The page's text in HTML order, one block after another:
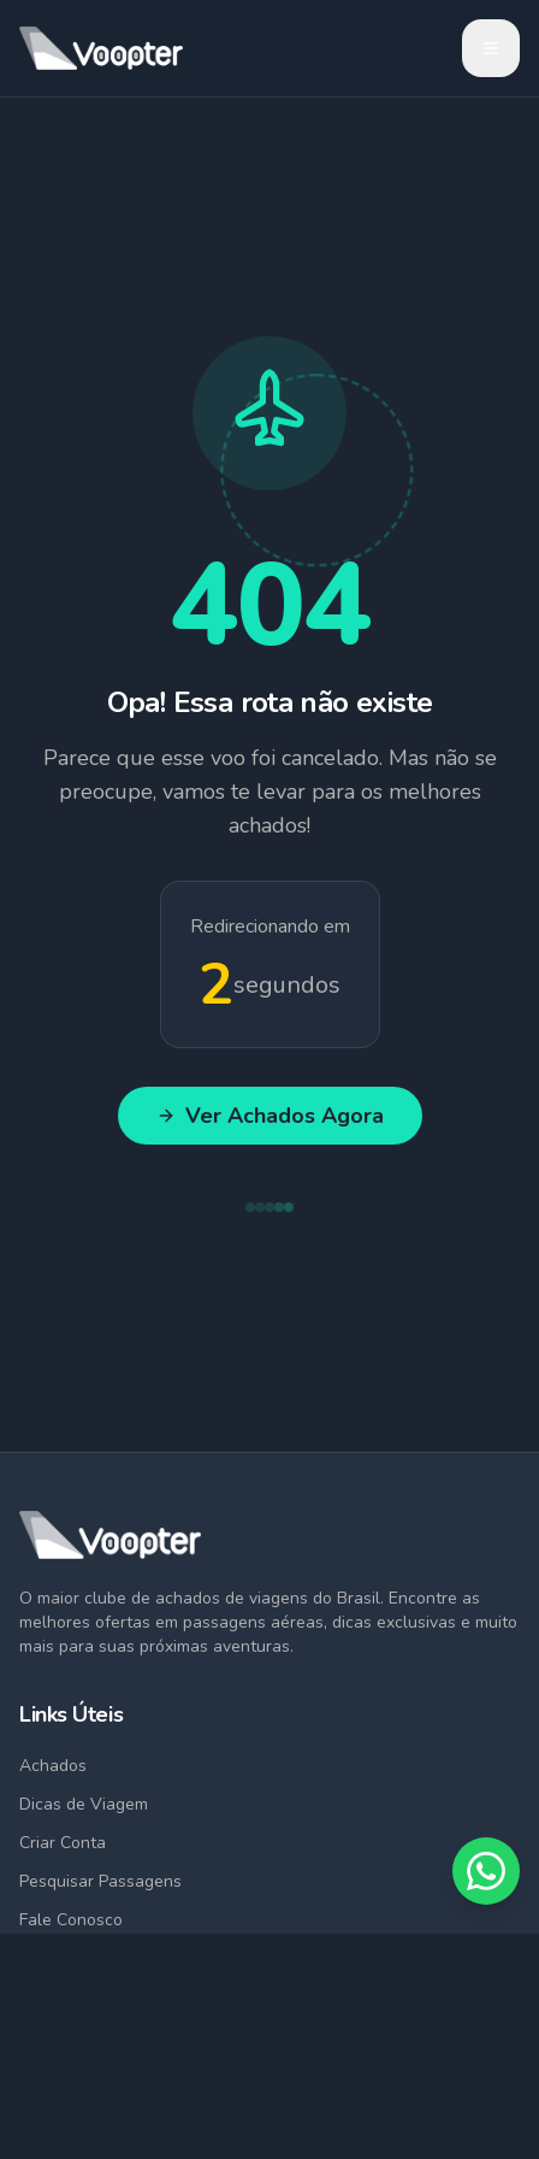
404
Opa! Essa rota não existe
Parece que esse voo foi cancelado. Mas não se
preocupe, vamos te levar para os melhores
achados!
Redirecionando em
1segundos
Ver Achados Agora
O maior clube de achados de viagens do Brasil. Encontre as
melhores ofertas em passagens aéreas, dicas exclusivas e muito
mais para suas próximas aventuras.
Links Úteis
Achados
Dicas de Viagem
Criar Conta
Pesquisar Passagens
Fale Conosco